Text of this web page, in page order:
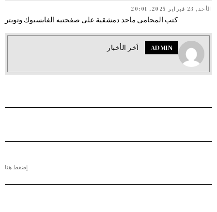
الأحد, 23 فبراير 2025, 20:01
كتب المحامي ماجد دمشقية على صفحتيه الفايسبوك وتويتر
ADMIN اَخر الأخبار
إضغط هنا